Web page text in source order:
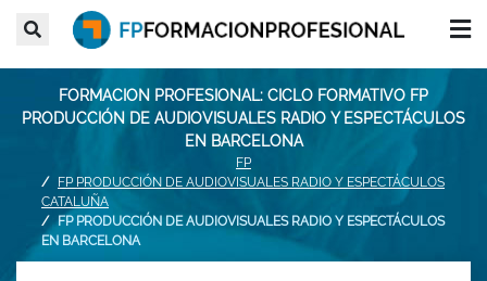
FORMACION PROFESIONAL: CICLO FORMATIVO FP
PRODUCCIÓN DE AUDIOVISUALES RADIO Y ESPECTÁCULOS
EN BARCELONA
FP
FP PRODUCCIÓN DE AUDIOVISUALES RADIO Y ESPECTÁCULOS
CATALUÑA
FP PRODUCCIÓN DE AUDIOVISUALES RADIO Y ESPECTÁCULOS
EN BARCELONA